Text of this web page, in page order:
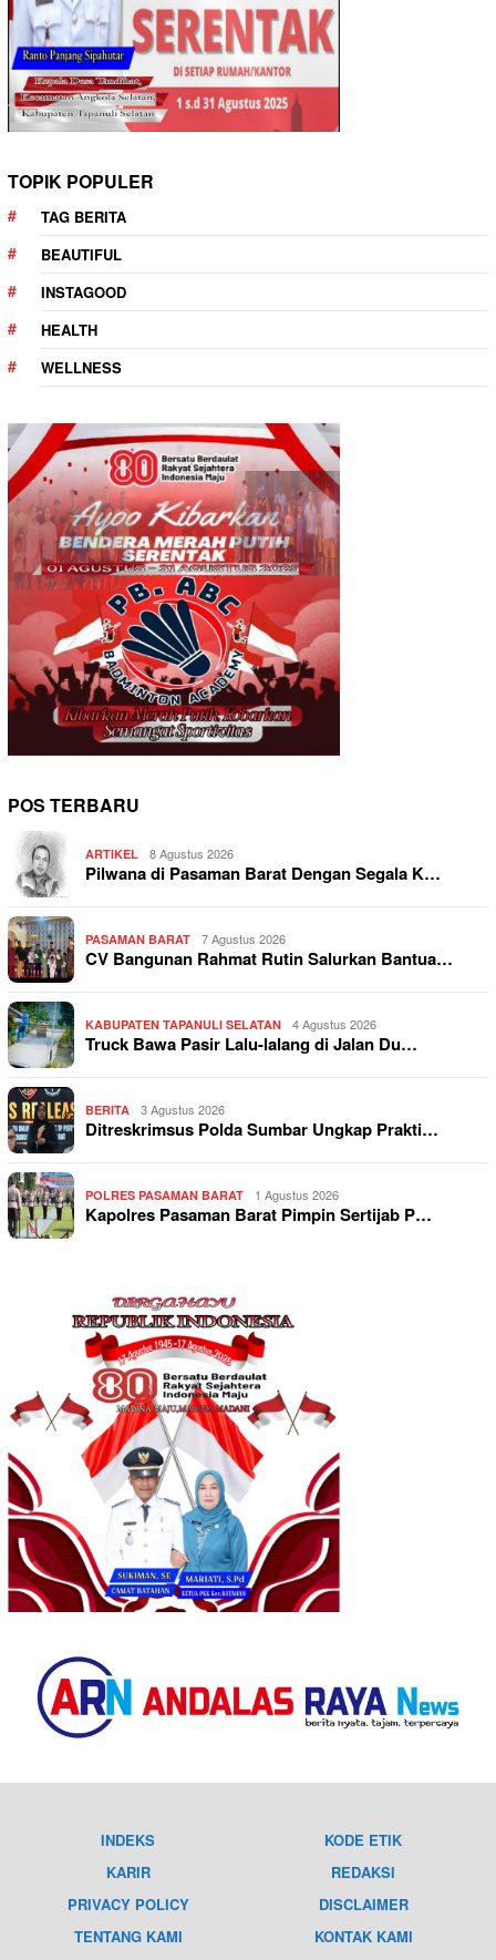
TOPIK POPULER
TAG BERITA
BEAUTIFUL
INSTAGOOD
HEALTH
WELLNESS
POS TERBARU
ARTIKEL 8 Agustus 2026
Pilwana di Pasaman Barat Dengan Segala K…
PASAMAN BARAT 7 Agustus 2026
CV Bangunan Rahmat Rutin Salurkan Bantua…
KABUPATEN TAPANULI SELATAN 4 Agustus 2026
Truck Bawa Pasir Lalu-lalang di Jalan Du…
BERITA 3 Agustus 2026
Ditreskrimsus Polda Sumbar Ungkap Prakti…
POLRES PASAMAN BARAT 1 Agustus 2026
Kapolres Pasaman Barat Pimpin Sertijab P…
INDEKS
KODE ETIK
KARIR
REDAKSI
PRIVACY POLICY
DISCLAIMER
TENTANG KAMI
KONTAK KAMI